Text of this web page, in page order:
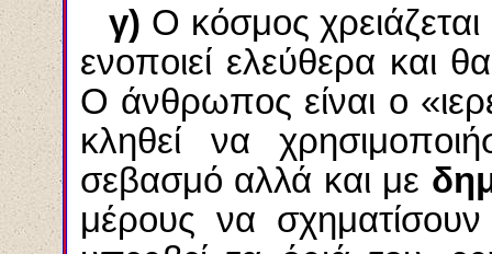
γ) Ο κόσμος
ενοποιεί ελεύθερα και
Ο άνθρωπος είναι ο
κληθεί να
σεβασμό αλλά και με
μέρους να